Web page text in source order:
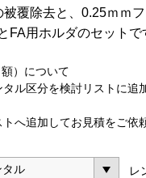
覆除去と、0.25ｍｍ
FA用ホルダのセットで
）について
タル区分を検討リストに
へ追加してお見積をご依
レ